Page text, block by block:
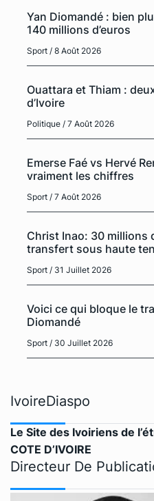
Yan Diomandé : bien
140 millions d’euros
Sport / 8 Août 2026
Ouattara et Thiam :
d’Ivoire
Politique / 7 Août 2026
Emerse Faé vs Hervé
vraiment les chiffres
Sport / 7 Août 2026
Christ Inao: 30 millions
transfert sous haute
Sport / 31 Juillet 2026
Voici ce qui bloque le
Diomandé
Sport / 30 Juillet 2026
IvoireDiaspo
Le Site des Ivoiriens de
COTE D’IVOIRE
Directeur De